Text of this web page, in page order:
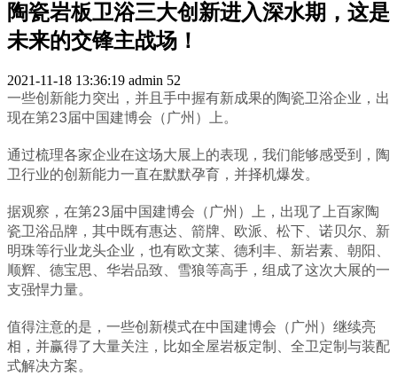
陶瓷岩板卫浴三大创新进入深水期，这是
未来的交锋主战场！
2021-11-18 13:36:19 admin 52
一些创新能力突出，并且手中握有新成果的陶瓷卫浴企业，出
现在第23届中国建博会（广州）上。
通过梳理各家企业在这场大展上的表现，我们能够感受到，陶
卫行业的创新能力一直在默默孕育，并择机爆发。
据观察，在第23届中国建博会（广州）上，出现了上百家陶
瓷卫浴品牌，其中既有惠达、箭牌、欧派、松下、诺贝尔、新
明珠等行业龙头企业，也有欧文莱、德利丰、新岩素、朝阳、
顺辉、德宝思、华岩品致、雪狼等高手，组成了这次大展的一
支强悍力量。
值得注意的是，一些创新模式在中国建博会（广州）继续亮
相，并赢得了大量关注，比如全屋岩板定制、全卫定制与装配
式解决方案。